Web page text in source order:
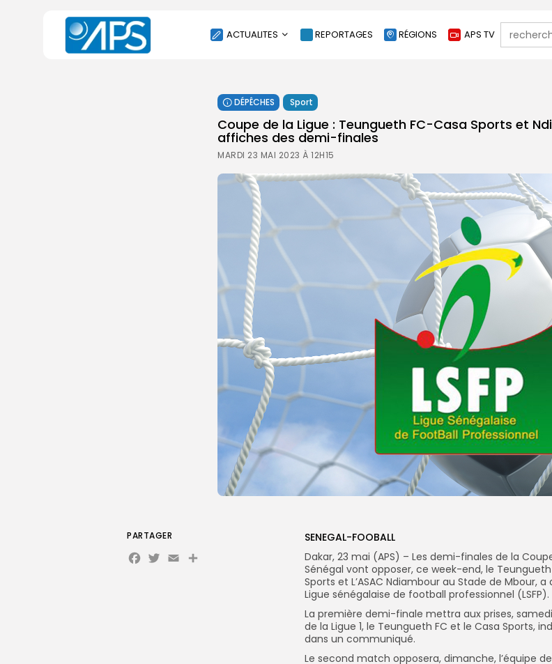
ACTUALITES
SOCIÉTÉ
ÉCONOMIE
CULTURE
ENVIRONNEMENT
INTERNATIONAL
AGENDA
SANTE
REPORTAGES RÉGIONS APS TV
Search
for:
DÉPÊCHES Sport
Coupe de la Ligue : Teungueth FC-Casa Sports et
affiches des demi-finales
MARDI 23 MAI 2023 À 12H15
SENEGAL-FOOBALL
Dakar, 23 mai (APS) – Les demi-finales de la
Sénégal vont opposer, ce week-end, le Teungueth
Sports et L’ASAC Ndiambour au Stade de Mbour, a
Ligue sénégalaise de football professionnel (LSFP).
La première demi-finale mettra aux prises,
de la Ligue 1, le Teungueth FC et le Casa Sports,
dans un communiqué.
Le second match opposera, dimanche, l’équipe de
PARTAGER
Facebook
Twitter
Email